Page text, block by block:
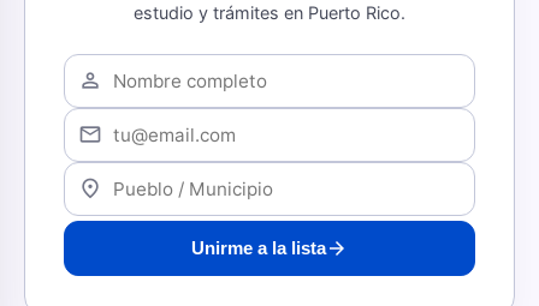
estudio y trámites en Puerto Rico.
person
mail
location_on
Unirme a la listaarrow_forward